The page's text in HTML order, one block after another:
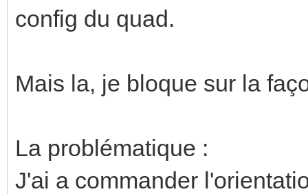
config du quad.
Mais la, je bloque sur la
La problématique :
J'ai a commander